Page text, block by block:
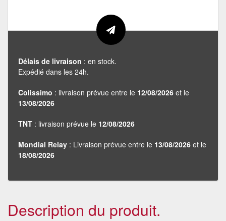
Délais de livraison : en stock.
Expédié dans les 24h.
Colissimo : livraison prévue entre le 12/08/2026 et le
13/08/2026
TNT : livraison prévue le 12/08/2026
Mondial Relay : Livraison prévue entre le 13/08/2026 et le
18/08/2026
Description du produit.